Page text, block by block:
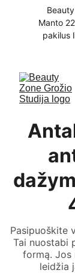
Manto
pakilus
Pasipuoškite
Tai nuostabi
formą. Jos
leidžia